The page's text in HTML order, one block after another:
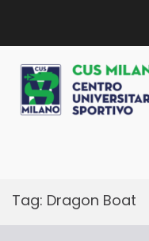
Tag: Dragon Boat